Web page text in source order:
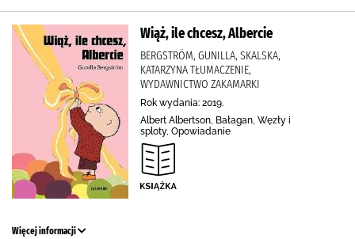
Wiąż, ile chcesz, Albercie
BERGSTRÖM, GUNILLA, SKALSKA,
KATARZYNA TŁUMACZENIE,
WYDAWNICTWO ZAKAMARKI
Rok wydania: 2019.
Albert Albertson, Bałagan, Węzły i
sploty, Opowiadanie
Więcej informacji